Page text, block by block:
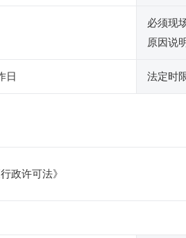
必须现
原因说
日 法定时
政许可法》